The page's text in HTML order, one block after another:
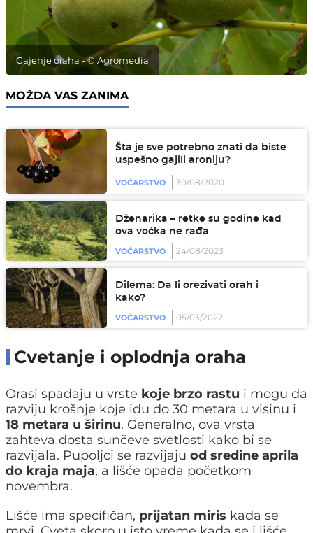
Gajenje oraha - © Agromedia
MOŽDA VAS ZANIMA
Šta je sve potrebno znati da biste
uspešno gajili aroniju?
VOĆARSTVO 30/08/2020
Dženarika – retke su godine kad
ova voćka ne rađa
VOĆARSTVO 24/08/2023
Dilema: Da li orezivati orah i
kako?
VOĆARSTVO 05/03/2022
Cvetanje i oplodnja oraha
Orasi spadaju u vrste koje brzo rastu i mogu da
razviju krošnje koje idu do 30 metara u visinu i
18 metara u širinu. Generalno, ova vrsta
zahteva dosta sunčeve svetlosti kako bi se
razvijala. Pupoljci se razvijaju od sredine aprila
do kraja maja, a lišće opada početkom
novembra.
Lišće ima specifičan, prijatan miris kada se